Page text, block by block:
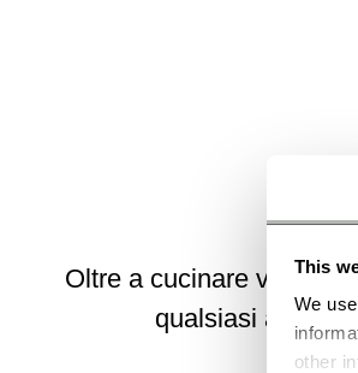
This
We
other
Oltre a cucinare
qualsiasi